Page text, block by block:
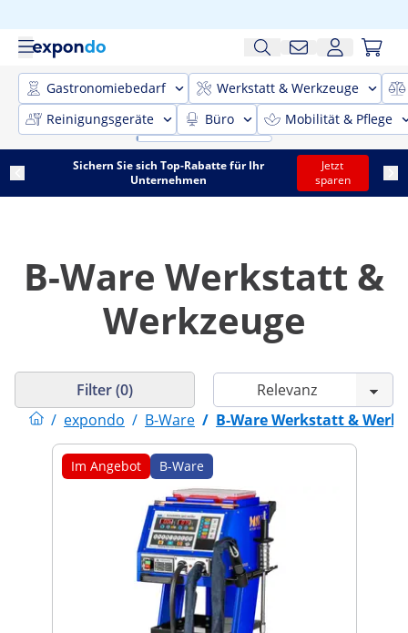
Gastronomiebedarf
Werkstatt & Werkzeuge
Reinigungsgeräte
Büro Mobilität & Pflege
Sichern Sie sich Top-Rabatte für Ihr
Unternehmen
Jetzt
sparen
B-Ware Werkstatt &
Werkzeuge
/ expondo / B-Ware / B-Ware Werkstatt &
Filter (0)
Im Angebot B-Ware